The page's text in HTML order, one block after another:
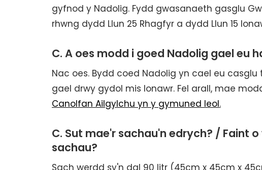
gyfnod y Nadolig. Fydd gwasanaeth gasglu
rhwng dydd Llun 25 Rhagfyr a dydd Llun 15
C. A oes modd i goed Nadolig gael eu
Nac oes. Bydd coed Nadolig yn cael eu
gael drwy gydol mis Ionawr. Fel arall, mae
Canolfan Ailgylchu yn y gymuned leol.
C. Sut mae'r sachau'n edrych? / Faint
sachau?
Sach werdd sy'n dal 90 litr (45cm x 45cm x